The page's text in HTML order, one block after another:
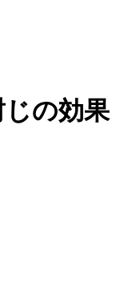
じの効果